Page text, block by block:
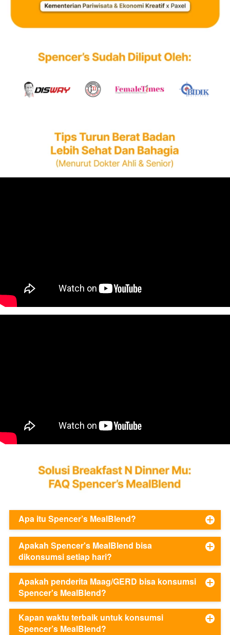
Apa itu Spencer’s MealBlend?
Apakah Spencer's MealBlend bisa
dikonsumsi setiap hari?
Apakah penderita Maag/GERD bisa konsumsi
Spencer's MealBlend?
Kapan waktu terbaik untuk konsumsi
Spencer’s MealBlend?